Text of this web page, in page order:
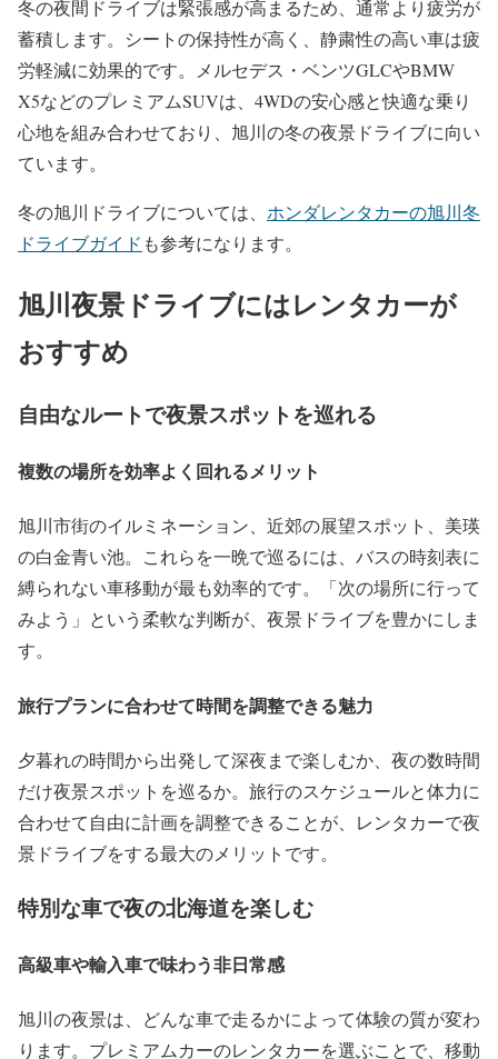
冬の夜間ドライブは緊張感が高まるため、通常より疲労が
蓄積します。シートの保持性が高く、静粛性の高い車は疲
労軽減に効果的です。メルセデス・ベンツGLCやBMW
X5などのプレミアムSUVは、4WDの安心感と快適な乗り
心地を組み合わせており、旭川の冬の夜景ドライブに向い
ています。
冬の旭川ドライブについては、 ホンダレンタカーの旭川冬
ドライブガイド も参考になります。
旭川夜景ドライブにはレンタカーが
おすすめ
自由なルートで夜景スポットを巡れる
複数の場所を効率よく回れるメリット
旭川市街のイルミネーション、近郊の展望スポット、美瑛
の白金青い池。これらを一晩で巡るには、バスの時刻表に
縛られない車移動が最も効率的です。「次の場所に行って
みよう」という柔軟な判断が、夜景ドライブを豊かにしま
す。
旅行プランに合わせて時間を調整できる魅力
夕暮れの時間から出発して深夜まで楽しむか、夜の数時間
だけ夜景スポットを巡るか。旅行のスケジュールと体力に
合わせて自由に計画を調整できることが、レンタカーで夜
景ドライブをする最大のメリットです。
特別な車で夜の北海道を楽しむ
高級車や輸入車で味わう非日常感
旭川の夜景は、どんな車で走るかによって体験の質が変わ
ります。プレミアムカーのレンタカーを選ぶことで、移動